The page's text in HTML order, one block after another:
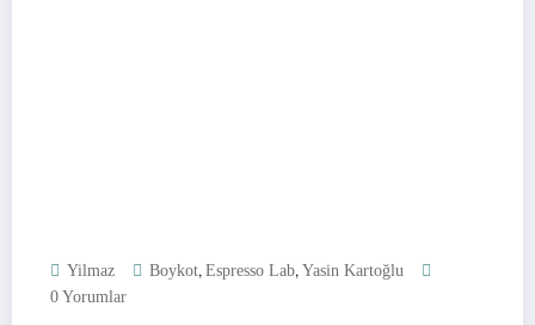
Yilmaz Boykot, Espresso Lab, Yasin Kartoğlu
0 Yorumlar